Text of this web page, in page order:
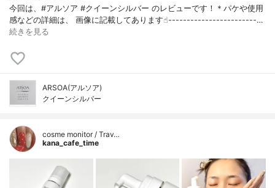
今回は、#アルソア #クイーンシルバー のレビューです！＊パケや使用
感などの詳細は、 画像に記載してあります☝︎------------------------…
続きを見る
ARSOA(アルソア)
クイーンシルバー
cosme monitor / Trav…
kana_cafe_time